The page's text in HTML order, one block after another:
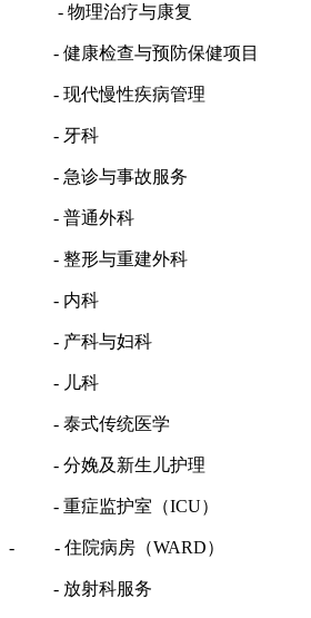
- 物理治疗与康复
- 健康检查与预防保健项目
- 现代慢性疾病管理
- 牙科
- 急诊与事故服务
- 普通外科
- 整形与重建外科
- 内科
- 产科与妇科
- 儿科
- 泰式传统医学
- 分娩及新生儿护理
- 重症监护室（ICU）
- - 住院病房（WARD）
- 放射科服务